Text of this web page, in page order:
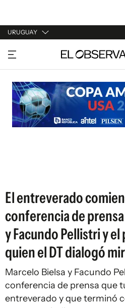
URUGUAY
URUGUAY
ARGENTINA
ESPAÑA
ESTADOS UNIDOS
El entreverado
conferencia de
y Facundo Pellistri y
quien el DT dialogó
Marcelo Bielsa y Facundo
conferencia de prensa que
entreverado y que terminó